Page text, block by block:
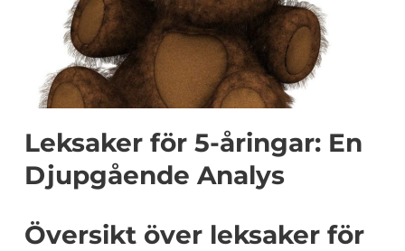
Leksaker för 5-åringar: En
Djupgående Analys
Översikt över leksaker för